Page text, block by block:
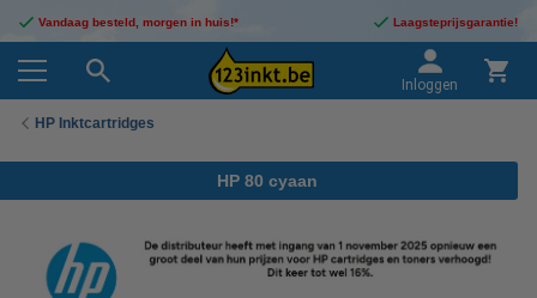
Vandaag besteld, morgen in huis!* Laagsteprijsgarantie!
Inloggen
HP Inktcartridges
HP 80 cyaan